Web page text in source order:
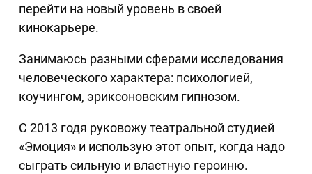
перейти на новый уровень в своей
кинокарьере.
Занимаюсь разными сферами исследования
человеческого характера: психологией,
коучингом, эриксоновским гипнозом.
С 2013 годя руковожу театральной студией
«Эмоция» и использую этот опыт, когда надо
сыграть сильную и властную героиню.